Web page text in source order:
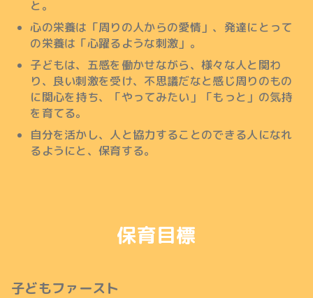
と。
心の栄養は「周りの人からの愛情」、発達にとって
の栄養は「心躍るような刺激」。
子どもは、五感を働かせながら、様々な人と関わ
り、良い刺激を受け、不思議だなと感じ周りのもの
に関心を持ち、「やってみたい」「もっと」の気持
を育てる。
自分を活かし、人と協力することのできる人になれ
るようにと、保育する。
保育目標
子どもファースト